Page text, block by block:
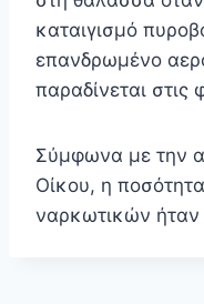
καταιγισμό
επανδρωμένο
παραδίνεται στις
Σύμφωνα με την
Οίκου, η
ναρκωτικών